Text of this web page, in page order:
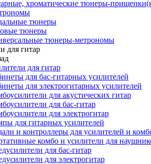
хроматические тюнеры-
тюнеры
тюнеры
тюнеры-метрономы
для гитар
для гитар
для бас-гитарных усилителей
для электрогитарных усилителей
для акустических гитар
для бас-гитар
для электрогитар
для гитарных усилителей
и контроллеры для усилителей и
комбо и усилители для
для бас-гитар
для электрогитар